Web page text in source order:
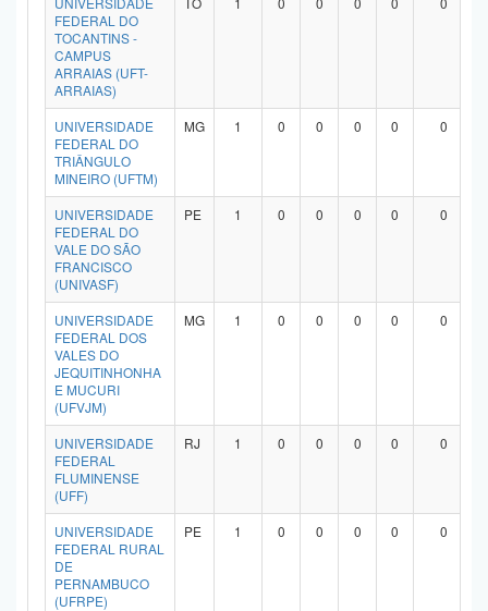
FEDERAL DO
TOCANTINS -
CAMPUS
ARRAIAS (UFT-
ARRAIAS)
UNIVERSIDADE
FEDERAL DO
TRIÂNGULO
MINEIRO (UFTM)
MG 1 0 0 0 0 0
UNIVERSIDADE
FEDERAL DO
VALE DO SÃO
FRANCISCO
(UNIVASF)
PE 1 0 0 0 0 0
UNIVERSIDADE
FEDERAL DOS
VALES DO
JEQUITINHONHA
E MUCURI
(UFVJM)
MG 1 0 0 0 0 0
UNIVERSIDADE
FEDERAL
FLUMINENSE
(UFF)
RJ 1 0 0 0 0 0
UNIVERSIDADE
FEDERAL RURAL
DE
PERNAMBUCO
(UFRPE)
PE 1 0 0 0 0 0